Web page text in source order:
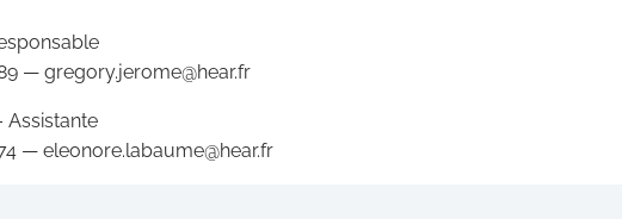
— gregory.jerome@hear.fr
Assistante
— eleonore.labaume@hear.fr